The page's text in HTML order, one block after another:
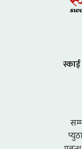
स्काई